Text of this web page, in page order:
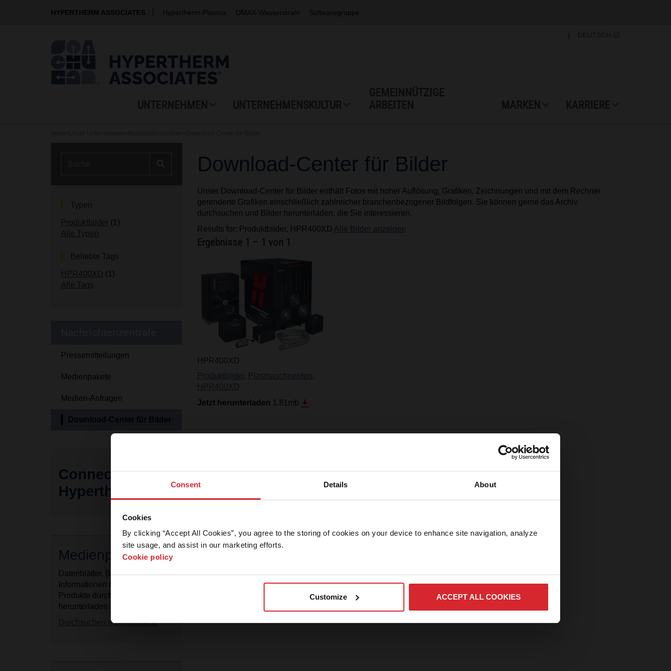
Consent Details About
Cookies
By clicking “Accept All Cookies”, you agree to the storing of cookies on your device to enhance site navigation, analyze
site usage, and assist in our marketing efforts.
Cookie policy
Customize ACCEPT ALL COOKIES
HYPERTHERM ASSOCIATES Hypertherm-Plasma OMAX-Wasserstrahl Softwaregruppe
|
Download-Center für Bilder
Unser Download-Center für Bilder enthält Fotos mit hoher Auflösung, Grafiken, Zeichnungen und mit dem Rechner
gerenderte Grafiken einschließlich zahlreicher branchenbezogener Bildfolgen. Sie können gerne das Archiv
durchsuchen und Bilder herunterladen, die Sie interessieren.
Results for: Produktbilder, HPR400XD Alle Bilder anzeigen
Ergebnisse 1 – 1 von 1
HPR400XD
Produktbilder, Plasmaschneiden ,
HPR400XD
Jetzt herunterladen 1.81mb
Typen
Produktbilder
(1)
Alle Typen
Beliebte Tags
HPR400XD (1)
Alle Tags
Pressemitteilungen
Medienpakete
Medien-Anfragen
Download-Center für Bilder
Connect with
Hypertherm
Medienpakete
Datenblätter, Bilder und
Informationen über unsere
Produkte durchsuchen und
herunterladen.
Durchsuchen medienpakete
Anmeldung fürs Bildarchiv zum
Herunterladen von Bildern
ein Pressemitarbeiter sind und ein Passwort benötigen.
anmelden